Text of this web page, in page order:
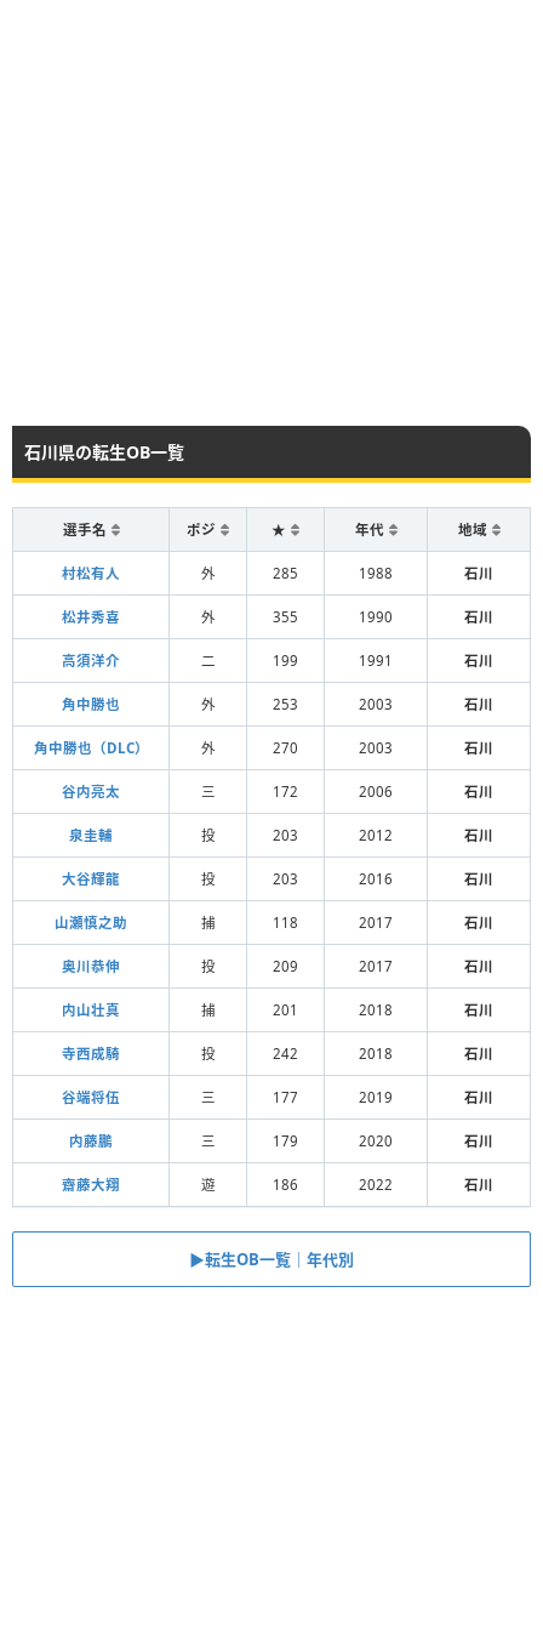
石川県の転生OB一覧
選手名 ポジ ★ 年代 地域
村松有人 外 285 1988 石川
松井秀喜 外 355 1990 石川
高須洋介 二 199 1991 石川
角中勝也 外 253 2003 石川
角中勝也（DLC） 外 270 2003 石川
谷内亮太 三 172 2006 石川
泉圭輔 投 203 2012 石川
大谷輝龍 投 203 2016 石川
山瀬慎之助 捕 118 2017 石川
奥川恭伸 投 209 2017 石川
内山壮真 捕 201 2018 石川
寺西成騎 投 242 2018 石川
谷端将伍 三 177 2019 石川
内藤鵬 三 179 2020 石川
齋藤大翔 遊 186 2022 石川
▶︎転生OB一覧｜年代別